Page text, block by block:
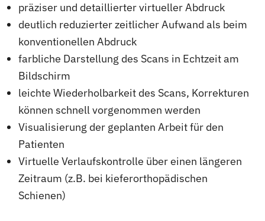
präziser und detaillierter virtueller Abdruck
deutlich reduzierter zeitlicher Aufwand als beim
konventionellen Abdruck
farbliche Darstellung des Scans in Echtzeit am
Bildschirm
leichte Wiederholbarkeit des Scans, Korrekturen
können schnell vorgenommen werden
Visualisierung der geplanten Arbeit für den
Patienten
Virtuelle Verlaufskontrolle über einen längeren
Zeitraum (z.B. bei kieferorthopädischen
Schienen)